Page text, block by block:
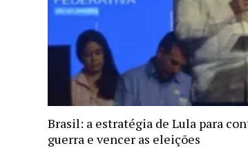
Brasil: a estratégia de Lula para
guerra e vencer as eleições